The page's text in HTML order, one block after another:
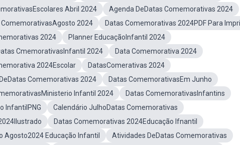
Abril 2024
Agenda DeDatas Comemorativas 2024
ComemorativasAgosto 2024
Datas Comemorativas 2024PDF Para
2024
Planner EducaçãoInfantil 2024
CmemorativasInfantil 2024
Data Comemorativa 2024
2024Escolar
DatasComerativas 2024
DeDatas Comemorativas 2024
Datas ComemorativasEm Junho
Infantil 2024
Datas ComemorativasInfantins
InfantilPNG
Calendário JulhoDatas Comemorativas
Datas Comemorativas 2024Educação Ifnantil
Agosto2024 Educação Infantil
Atividades DeDatas Comemorativas